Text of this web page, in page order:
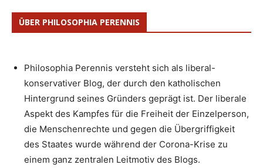
ÜBER PHILOSOPHIA PERENNIS
Philosophia Perennis versteht sich als liberal-
konservativer Blog, der durch den katholischen
Hintergrund seines Gründers geprägt ist. Der liberale
Aspekt des Kampfes für die Freiheit der Einzelperson,
die Menschenrechte und gegen die Übergriffigkeit
des Staates wurde während der Corona-Krise zu
einem ganz zentralen Leitmotiv des Blogs.